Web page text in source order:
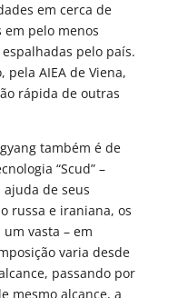
em cerca de
pelo menos
pelo país.
AIEA de Viena,
rápida de outras
também é de
“Scud” –
de seus
russa e iraniana, os
vasta – em
varia desde
passando por
mesmo alcance, a